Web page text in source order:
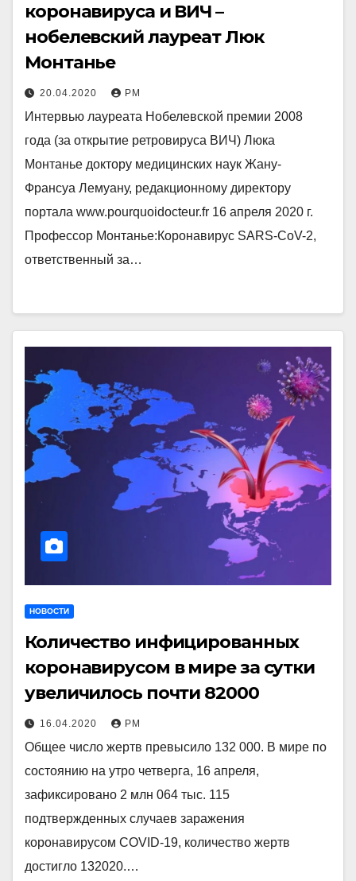
коронавируса и ВИЧ –
нобелевский лауреат Люк
Монтанье
20.04.2020 РМ
Интервью лауреата Нобелевской премии 2008
года (за открытие ретровируса ВИЧ) Люка
Монтанье доктору медицинских наук Жану-
Франсуа Лемуану, редакционному директору
портала www.pourquoidocteur.fr 16 апреля 2020 г.
Профессор Монтанье:Коронавирус SARS-CoV-2,
ответственный за…
НОВОСТИ
Количество инфицированных
коронавирусом в мире за сутки
увеличилось почти 82000
16.04.2020 РМ
Общее число жертв превысило 132 000. В мире по
состоянию на утро четверга, 16 апреля,
зафиксировано 2 млн 064 тыс. 115
подтвержденных случаев заражения
коронавирусом COVID-19, количество жертв
достигло 132020.…